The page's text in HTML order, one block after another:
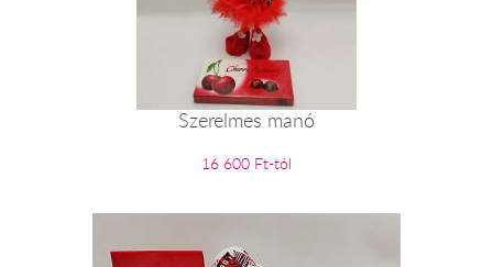
Szerelmes manó
16 600 Ft-tól